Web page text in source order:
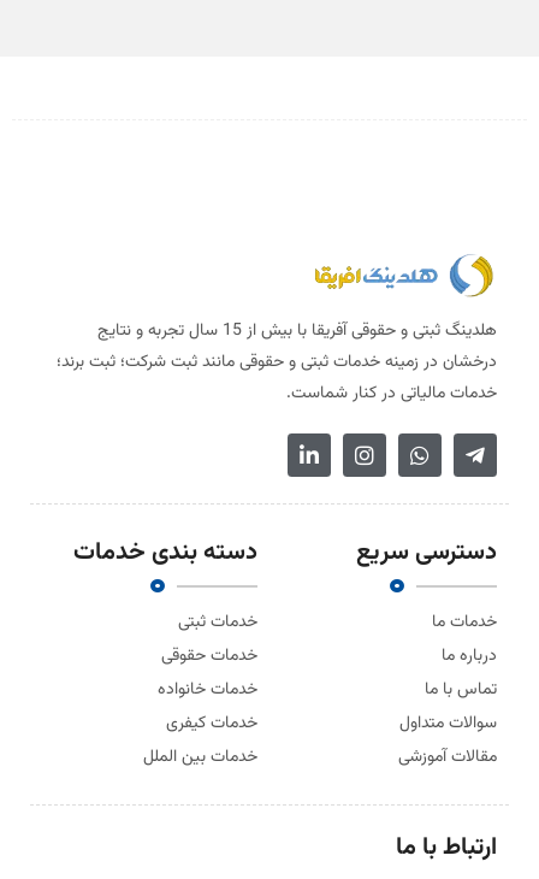
هلدینگ ثبتی و حقوقی آفریقا با بیش از 15 سال تجربه و نتایج
درخشان در زمینه خدمات ثبتی و حقوقی مانند ثبت شرکت؛ ثبت برند؛
خدمات مالیاتی در کنار شماست.
دسترسی سریع
خدمات ما
درباره ما
تماس با ما
سوالات متداول
مقالات آموزشی
دسته بندی خدمات
خدمات ثبتی
خدمات حقوقی
خدمات خانواده
خدمات کیفری
خدمات بین الملل
ارتباط با ما